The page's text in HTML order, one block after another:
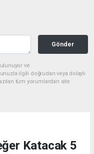
Gönder
ve
ilgili doğrudan veya dolaylı
tüm yorumlardan site
Katacak 5